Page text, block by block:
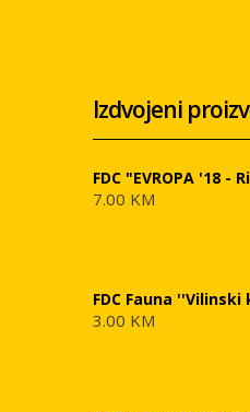
Izdvojeni
FDC "EVROPA '18 -
7.00 KM
FDC Fauna
3.00 KM